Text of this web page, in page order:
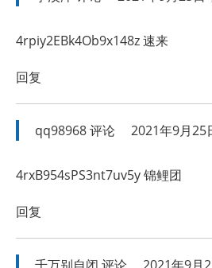
4rpiy2EBk4Ob9x148z 速来
回复
qq98968评论 2021年9月25
4rxB954sPS3nt7uv5y 锦鲤团
回复